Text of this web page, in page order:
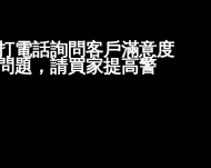
電話詢問客戶滿意度
題，請買家提高警